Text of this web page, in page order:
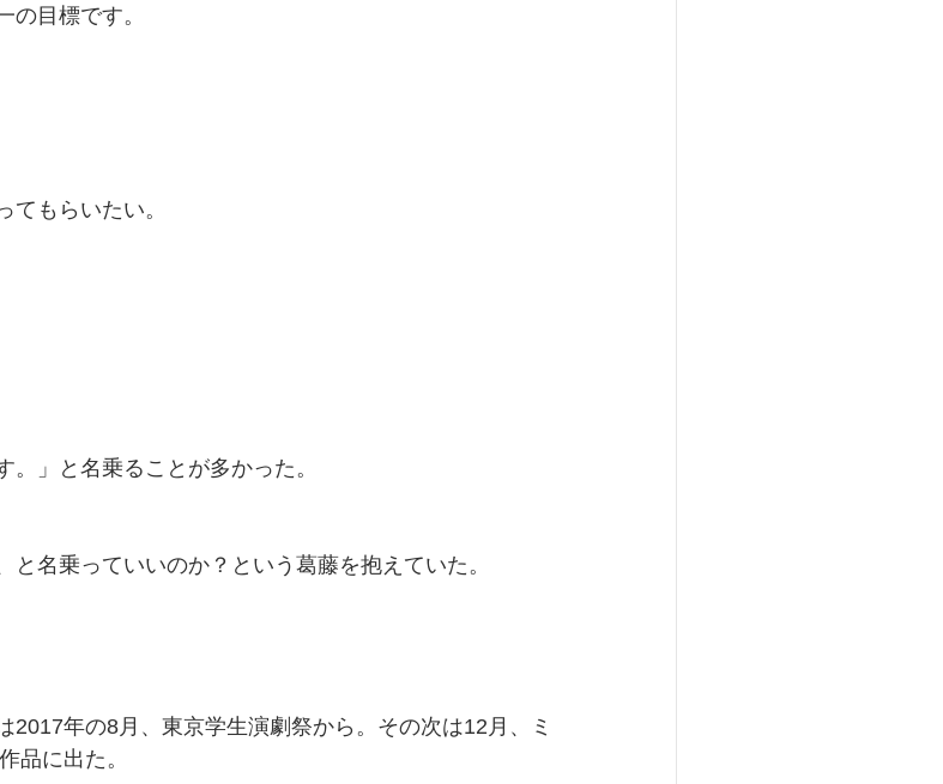
の目標です。
てもらいたい。
」と名乗ることが多かった。
名乗っていいのか？という葛藤を抱えていた。
2017年の8月、東京学生演劇祭から。その次は12月、ミ
品に出た。